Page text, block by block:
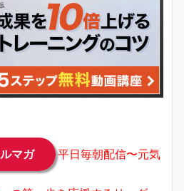
マガ 平日毎朝配信〜元気